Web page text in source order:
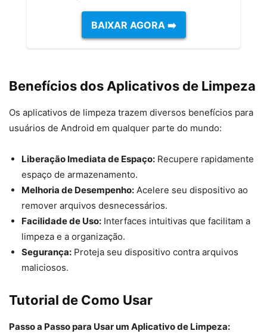
BAIXAR AGORA ➡️
Benefícios dos Aplicativos de Limpeza
Os aplicativos de limpeza trazem diversos benefícios para
usuários de Android em qualquer parte do mundo:
Liberação Imediata de Espaço: Recupere rapidamente
espaço de armazenamento.
Melhoria de Desempenho: Acelere seu dispositivo ao
remover arquivos desnecessários.
Facilidade de Uso: Interfaces intuitivas que facilitam a
limpeza e a organização.
Segurança: Proteja seu dispositivo contra arquivos
maliciosos.
Tutorial de Como Usar
Passo a Passo para Usar um Aplicativo de Limpeza: